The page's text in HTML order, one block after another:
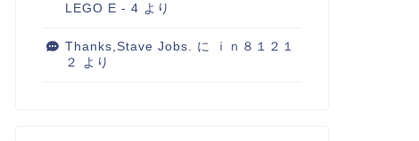
LEGO E - 4 より
Thanks,Stave Jobs. に
ｉｎ８１２１
２
より